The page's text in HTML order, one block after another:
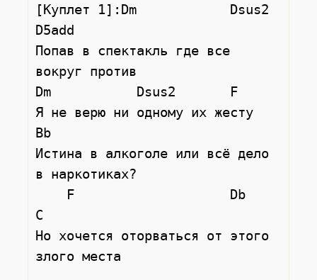
[Куплет 1]:Dm            Dsus2
D5add
Попав в спектакль где все
вокруг против
Dm           Dsus2       F
Я не верю ни одному их жесту
Bb
Истина в алкоголе или всё дело
в наркотиках?
C
Но хочется оторваться от этого
злого места